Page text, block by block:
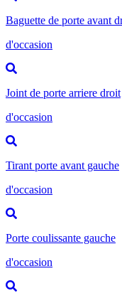
Baguette de porte avant
d'occasion
Joint de porte arriere droit
d'occasion
Tirant porte avant gauche
d'occasion
Porte coulissante gauche
d'occasion